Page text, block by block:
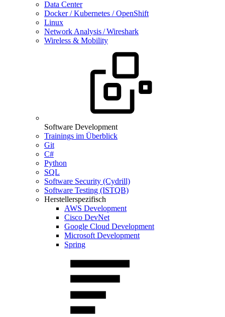
Data Center
Docker / Kubernetes / OpenShift
Linux
Network Analysis / Wireshark
Wireless & Mobility
Software Development
Trainings im Überblick
Git
C#
Python
SQL
Software Security (Cydrill)
Software Testing (ISTQB)
Herstellerspezifisch
AWS Development
Cisco DevNet
Google Cloud Development
Microsoft Development
Spring